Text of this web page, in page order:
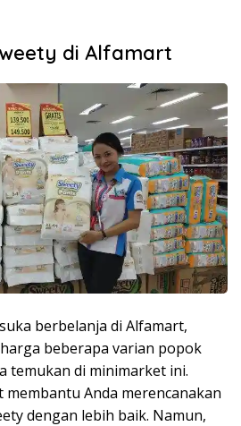
di Alfamart
berbelanja di Alfamart,
beberapa varian popok
temukan di minimarket ini.
Anda merencanakan
dengan lebih baik. Namun,